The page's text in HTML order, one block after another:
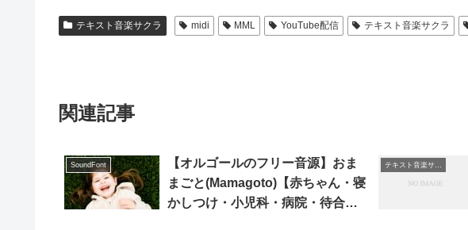
テキスト音楽サクラ midi MML YouTube配信 テキスト音楽サクラ
関連記事
SoundFont
【オルゴールのフリー音源】おま
まごと(Mamagoto)【赤ちゃん・寝
かしつけ・小児科・病院・待合
テキスト音楽サクラ